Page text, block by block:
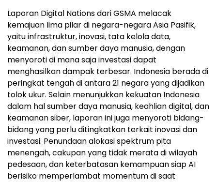
Laporan Digital Nations dari GSMA melacak
kemajuan lima pilar di negara-negara Asia Pasifik,
yaitu infrastruktur, inovasi, tata kelola data,
keamanan, dan sumber daya manusia, dengan
menyoroti di mana saja investasi dapat
menghasilkan dampak terbesar. Indonesia berada di
peringkat tengah di antara 21 negara yang dijadikan
tolok ukur. Selain menunjukkan kekuatan Indonesia
dalam hal sumber daya manusia, keahlian digital, dan
keamanan siber, laporan ini juga menyoroti bidang-
bidang yang perlu ditingkatkan terkait inovasi dan
investasi. Penundaan alokasi spektrum pita
menengah, cakupan yang tidak merata di wilayah
pedesaan, dan keterbatasan kemampuan siap AI
berisiko memperlambat momentum di saat